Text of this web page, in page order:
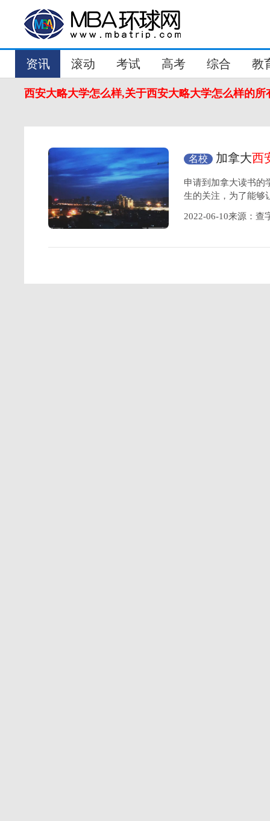
资讯 滚动 考试 高考 综合 教
西安大略大学怎么样,关于西安大略大学怎么样的所
名校 加拿大西
大学申请条件
申请到加拿大读书的
生的关注，为了能够
2022-06-10来源：查